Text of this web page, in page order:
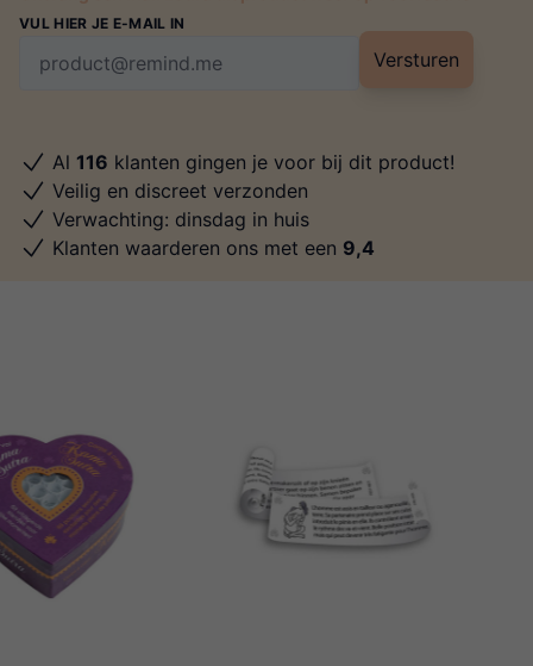
VUL HIER JE E-MAIL IN
Versturen
Al 116 klanten gingen je voor bij dit product!
Veilig en discreet verzonden
Verwachting: dinsdag in huis
Klanten waarderen ons met een 9,4